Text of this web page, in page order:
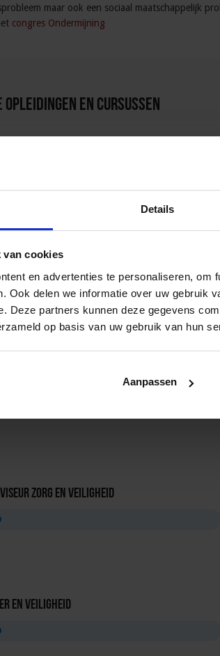
Details
van cookies
en advertenties te personaliseren, om
Ook delen we informatie over uw gebruik
Deze partners kunnen deze gegevens
op basis van uw gebruik van hun
Aanpassen
maar ook een sociaal maatschappelijk
congres Ondermijning
en Cursussen
nazorg ex-gedetineerden
met onbegrepen gedrag
Veiligheid in de Organisatie
zorg en veiligheid
en veiligheid